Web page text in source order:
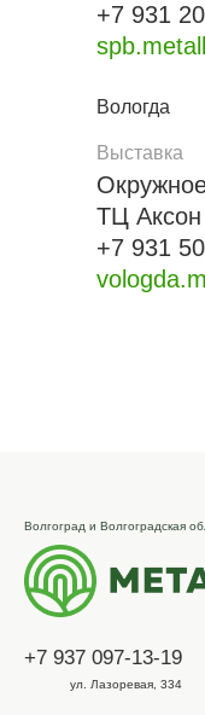
+7 931
Вологда
Выставка
ТЦ Аксон
+7 931
Волгоград и Волгоградская
+7 937 097-13-19
ул. Лазоревая, 334